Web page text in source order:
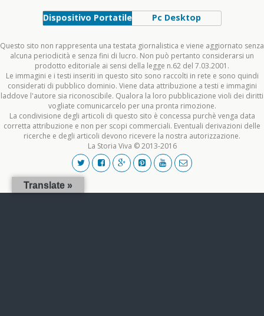
Dispositivo Portatile Pc Desktop
Questo sito non rappresenta una testata giornalistica e viene aggiornato senza
alcuna periodicità e senza fini di lucro. Non può pertanto considerarsi un
prodotto editoriale ai sensi della legge n.62 del 7.03.2001.
Le immagini e i testi inseriti in questo sito sono raccolti in rete e sono quindi
considerati di pubblico dominio. Viene data attribuzione a testi e immagini
laddove l'autore sia riconoscibile. Qualora la loro pubblicazione violi dei diritti
vogliate comunicarcelo per una pronta rimozione.
La condivisione degli articoli di questo sito è concessa purchè venga data
corretta attribuzione e non per scopi commerciali. Eventuali derivazioni delle
ricerche e degli articoli devono ricevere la nostra autorizzazione.
La Storia Viva © 2013-2016
Translate »